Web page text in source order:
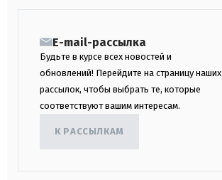
E-mail-рассылка
Будьте в курсе всех новостей и
обновлений! Перейдите на страницу наших
рассылок, чтобы выбрать те, которые
соответствуют вашим интересам.
К РАССЫЛКАМ